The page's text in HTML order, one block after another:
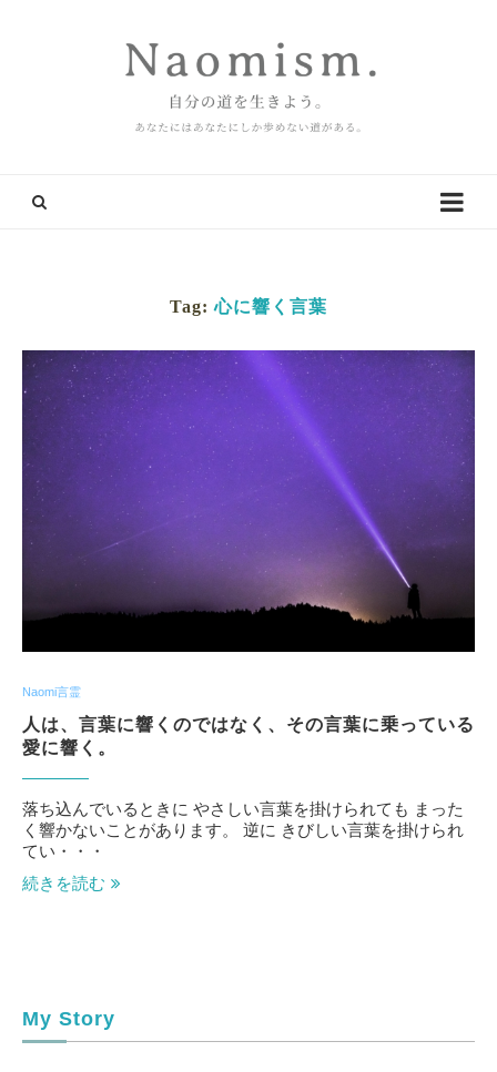
Tag:心に響く言葉
Naomi言霊
人は、言葉に響くのではなく、その言葉に乗っている
愛に響く。
落ち込んでいるときに やさしい言葉を掛けられても まった
く響かないことがあります。 逆に きびしい言葉を掛けられ
てい・・・
続きを読む
My Story